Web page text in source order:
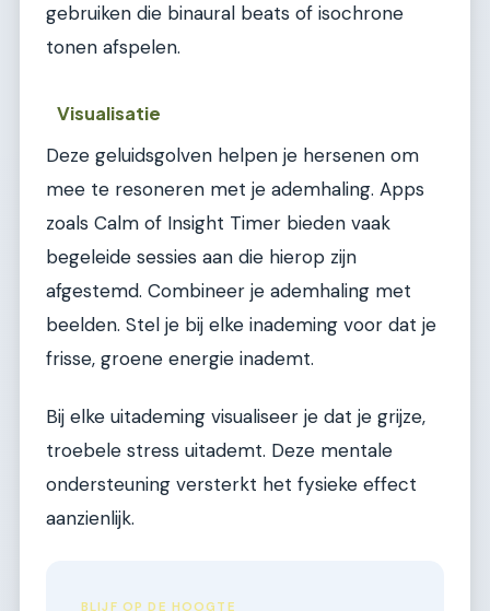
gebruiken die binaural beats of isochrone
tonen afspelen.
Visualisatie
Deze geluidsgolven helpen je hersenen om
mee te resoneren met je ademhaling. Apps
zoals Calm of Insight Timer bieden vaak
begeleide sessies aan die hierop zijn
afgestemd. Combineer je ademhaling met
beelden. Stel je bij elke inademing voor dat je
frisse, groene energie inademt.
Bij elke uitademing visualiseer je dat je grijze,
troebele stress uitademt. Deze mentale
ondersteuning versterkt het fysieke effect
aanzienlijk.
BLIJF OP DE HOOGTE